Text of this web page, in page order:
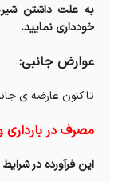
به علت داشتن
خودداری نمایید.
عوارض جانبی:
تا کنون عارضه ی
‌مصرف در
این فرآورده در